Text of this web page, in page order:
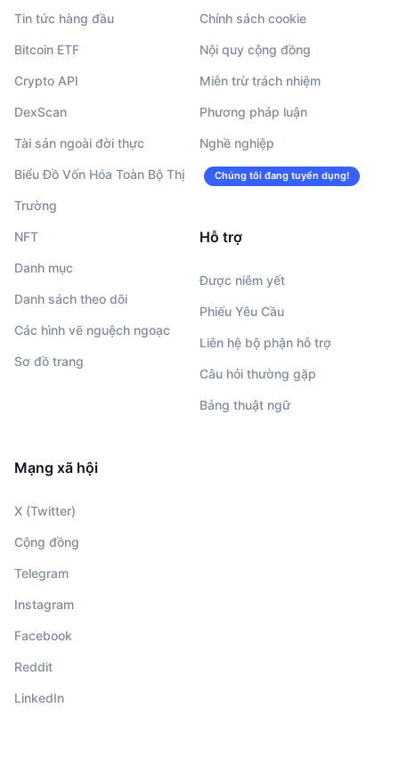
Tin tức hàng đầu
Bitcoin ETF
Crypto API
DexScan
Tài sản ngoài đời thực
Biểu Đồ Vốn Hóa Toàn Bộ Thị
Trường
NFT
Danh mục
Danh sách theo dõi
Các hình vẽ nguệch ngoạc
Sơ đồ trang
Chính sách cookie
Nội quy cộng đồng
Miễn trừ trách nhiệm
Phương pháp luận
Nghề nghiệp
Chúng tôi đang tuyển dụng!
Hỗ trợ
Được niêm yết
Phiếu Yêu Cầu
Liên hệ bộ phận hỗ trợ
Câu hỏi thường gặp
Bảng thuật ngữ
Mạng xã hội
X (Twitter)
Cộng đồng
Telegram
Instagram
Facebook
Reddit
LinkedIn